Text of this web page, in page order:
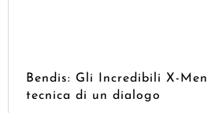
Bendis: Gli Incredibili X-
tecnica di un dialogo